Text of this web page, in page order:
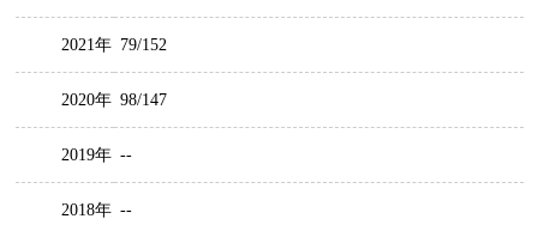
2021年 79/152
2020年 98/147
2019年 --
2018年 --